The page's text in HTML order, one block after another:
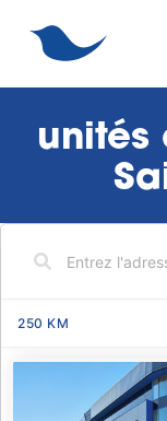
unités
250 KM